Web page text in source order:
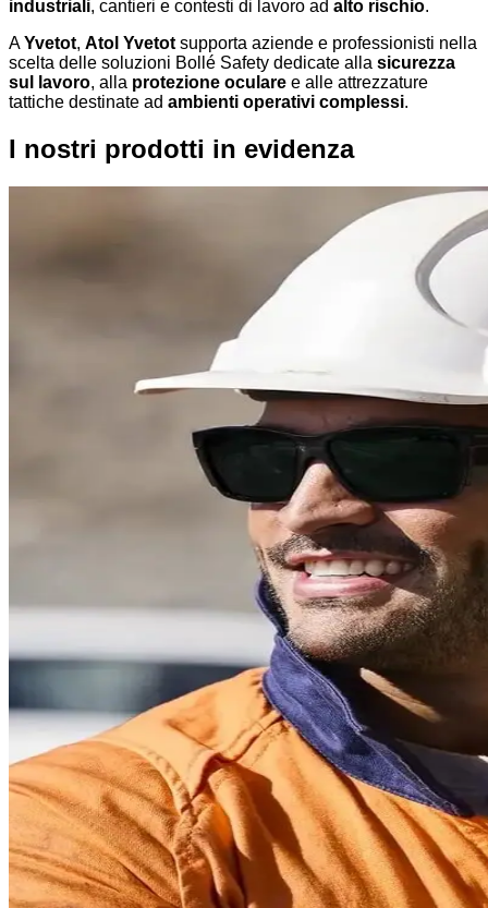
industriali, cantieri e contesti di lavoro ad alto rischio.
AYvetot, Atol Yvetot supporta aziende e professionisti nella
scelta delle soluzioni Bollé Safety dedicate alla sicurezza
sul lavoro, alla protezione oculare e alle attrezzature
tattiche destinate ad ambienti operativi complessi.
I nostri prodotti in evidenza